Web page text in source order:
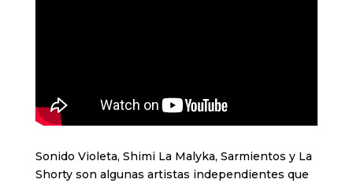
Sonido Violeta, Shimi La Malyka, Sarmientos y La
Shorty son algunas artistas independientes que